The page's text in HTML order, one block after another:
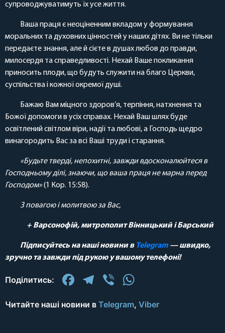
супроводжуватимуть їх усе життя.
Ваша праця є неоціненним вкладом у формування
моральних та духовних цінностей у наших дітях. Ви не тільки
передаєте знання, але й сієте в душах любов до правди,
милосердя та справедливості. Нехай Ваше покликання
приносить плоди, що будуть служити на благо Церкви,
суспільства і кожної окремої душі.
Бажаю Вам міцного здоров’я, терпіння, натхнення та
Божої допомоги в усіх справах. Нехай Ваш шлях буде
освітлений світлом віри, надії та любові, а Господь щедро
винагородить Вас за всі Ваші труди і старання.
«Будьте тверді, непохитні, завжди вдосконалюйтеся в
Господньому ділі, знаючи, що ваша праця не марна перед
Господом»(1 Кор. 15:58).
З повагою і молитвою за Вас,
+ Варсонофій, митрополит Вінницький і Барський
Підписуйтесь на наші новини в Telegram — швидко,
зручно та завжди під рукою у вашому телефоні!
Поділитись: Facebook
Telegram
Viber
Читайте наші новини в Telegram, Viber